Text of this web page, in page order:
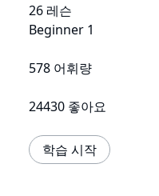
26 레슨
Beginner 1
578 어휘량
24430 좋아요
학습 시작